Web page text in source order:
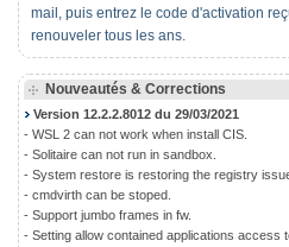
mail, puis entrez le code d'activation
renouveler tous les ans.
Nouveautés & Corrections
Version 12.2.2.8012 du 29/03/2021
- WSL 2 can not work when install CIS.
- Solitaire can not run in sandbox.
- System restore is restoring the registry
- cmdvirth can be stoped.
- Support jumbo frames in fw.
- Setting allow contained applications access